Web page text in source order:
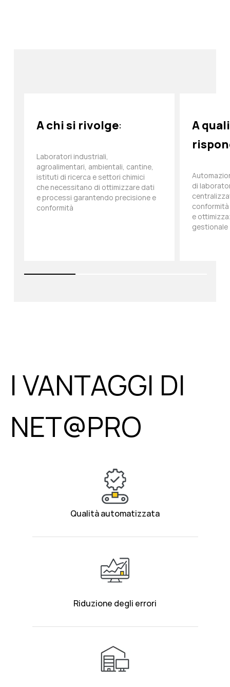
A chi si rivolge:
Laboratori industriali,
agroalimentari, ambientali, cantine,
istituti di ricerca e settori chimici
che necessitano di ottimizzare dati
e processi garantendo precisione e
conformità
A
di
conformità
e
gestionale
I VANTAGGI DI
NET@PRO
Qualità automatizzata
Riduzione degli errori